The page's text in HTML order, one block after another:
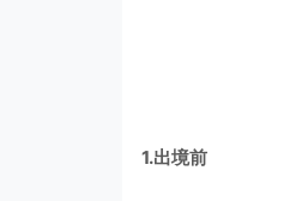
1.出境前